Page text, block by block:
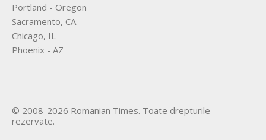
Portland - Oregon
Sacramento, CA
Chicago, IL
Phoenix - AZ
© 2008-2026 Romanian Times. Toate drepturile
rezervate.